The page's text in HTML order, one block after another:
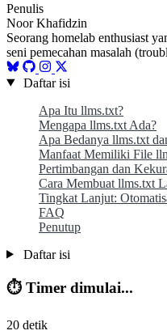
Penulis
Noor Khafidzin
Seorang homelab enthusiast
seni pemecahan masalah
Daftar isi
Apa Itu llms.txt?
Mengapa llms.txt Ada?
Apa Bedanya llms.txt
Manfaat Memiliki File
Pertimbangan dan
Cara Membuat llms.txt
Tingkat Lanjut:
FAQ
Penutup
Daftar isi
⏱️ Timer dimulai...
20 detik